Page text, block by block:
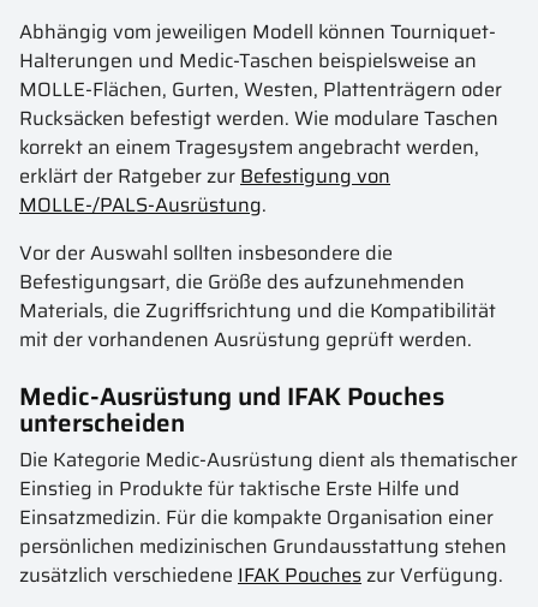
Abhängig vom jeweiligen Modell können Tourniquet-
Halterungen und Medic-Taschen beispielsweise an
MOLLE-Flächen, Gurten, Westen, Plattenträgern oder
Rucksäcken befestigt werden. Wie modulare Taschen
korrekt an einem Tragesystem angebracht werden,
erklärt der Ratgeber zur Befestigung von
MOLLE-/PALS-Ausrüstung.
Vor der Auswahl sollten insbesondere die
Befestigungsart, die Größe des aufzunehmenden
Materials, die Zugriffsrichtung und die Kompatibilität
mit der vorhandenen Ausrüstung geprüft werden.
Medic-Ausrüstung und IFAK Pouches
unterscheiden
Die Kategorie Medic-Ausrüstung dient als thematischer
Einstieg in Produkte für taktische Erste Hilfe und
Einsatzmedizin. Für die kompakte Organisation einer
persönlichen medizinischen Grundausstattung stehen
zusätzlich verschiedene IFAK Poucheszur Verfügung.